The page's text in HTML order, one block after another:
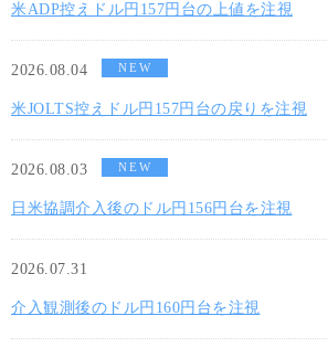
米ADP控えドル円157円台の上値を注視
2026.08.04 NEW
米JOLTS控えドル円157円台の戻りを注視
2026.08.03 NEW
日米協調介入後のドル円156円台を注視
2026.07.31
介入観測後のドル円160円台を注視